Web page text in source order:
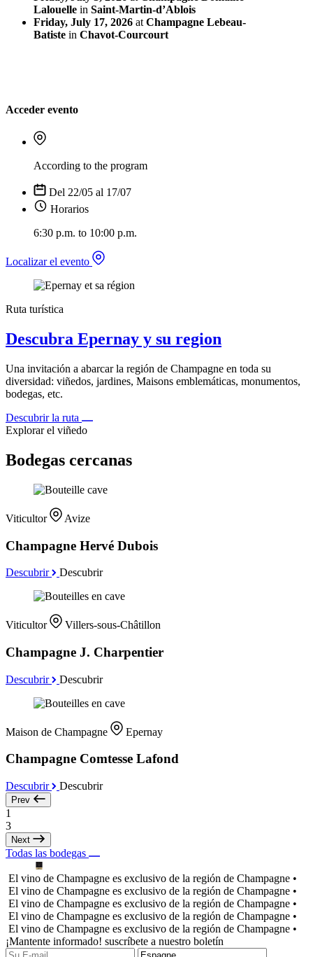
Lalouelle in Saint-Martin-d’Ablois
Friday, July 17, 2026 at Champagne Lebeau-
Batiste in Chavot-Courcourt
Acceder evento
According to the program
Del 22/05 al 17/07
Horarios
6:30 p.m. to 10:00 p.m.
Localizar el evento
Ruta turística
Descubra Epernay y su region
Una invitación a abarcar la región de Champagne en toda su
diversidad: viñedos, jardines, Maisons emblemáticas, monumentos,
bodegas, etc.
Descubrir la ruta
Explorar el viñedo
Bodegas cercanas
Viticultor Avize
Champagne Hervé Dubois
Descubrir Descubrir
Viticultor Villers-sous-Châtillon
Champagne J. Charpentier
Descubrir Descubrir
Maison de Champagne Epernay
Champagne Comtesse Lafond
Descubrir Descubrir
Prev
1
3
Next
Todas las bodegas
El vino de Champagne es exclusivo de la región de Champagne •
El vino de Champagne es exclusivo de la región de Champagne •
El vino de Champagne es exclusivo de la región de Champagne •
El vino de Champagne es exclusivo de la región de Champagne •
El vino de Champagne es exclusivo de la región de Champagne •
¡Mantente informado! suscríbete a nuestro boletín